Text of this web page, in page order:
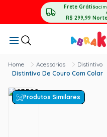
Frete Grátis
R$ 299,99
Acessórios
Distintivo
Distintivo De Couro Com Colar
Produtos Similares